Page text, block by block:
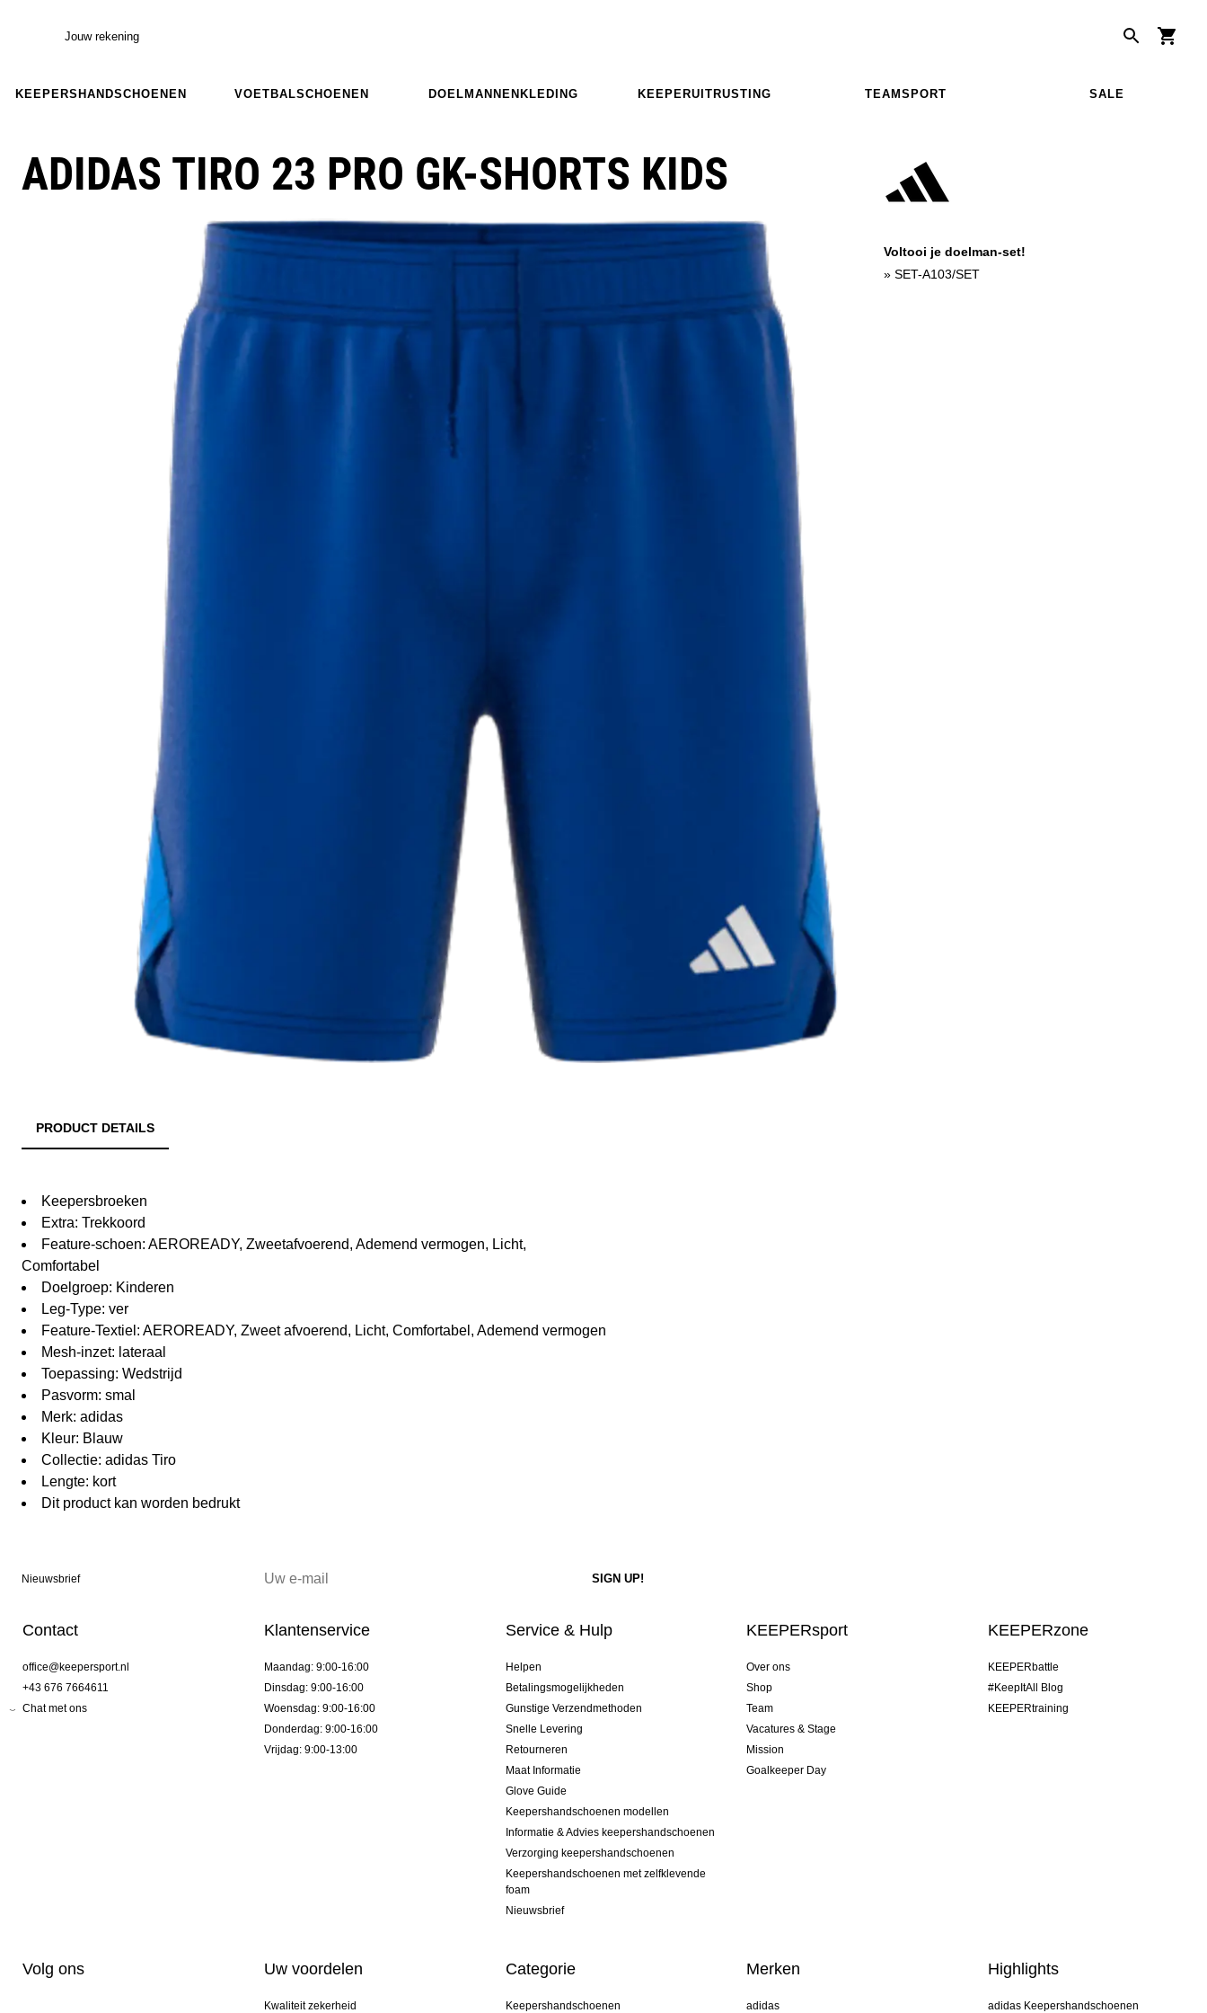
Jouw rekening
KEEPERSHANDSCHOENEN VOETBALSCHOENEN DOELMANNENKLEDING KEEPERUITRUSTING TEAMSPORT SALE
ADIDAS TIRO 23 PRO GK-SHORTS KIDS
Voltooi je doelman-set!
» SET-A103/SET
PRODUCT DETAILS
Keepersbroeken
Extra: Trekkoord
Feature-schoen: AEROREADY, Zweetafvoerend, Ademend vermogen, Licht,
Comfortabel
Doelgroep: Kinderen
Leg-Type: ver
Feature-Textiel: AEROREADY, Zweet afvoerend, Licht, Comfortabel, Ademend vermogen
Mesh-inzet: lateraal
Toepassing: Wedstrijd
Pasvorm: smal
Merk: adidas
Kleur: Blauw
Collectie: adidas Tiro
Lengte: kort
Dit product kan worden bedrukt
Nieuwsbrief
Contact
office@keepersport.nl
+43 676 7664611
Chat met ons
Klantenservice
Maandag: 9:00-16:00
Dinsdag: 9:00-16:00
Woensdag: 9:00-16:00
Donderdag: 9:00-16:00
Vrijdag: 9:00-13:00
Service & Hulp
Helpen
Betalingsmogelijkheden
Gunstige Verzendmethoden
Snelle Levering
Retourneren
Maat Informatie
Glove Guide
Keepershandschoenen modellen
Informatie & Advies keepershandschoenen
Verzorging keepershandschoenen
Keepershandschoenen met zelfklevende
foam
Nieuwsbrief
KEEPERsport
Over ons
Shop
Team
Vacatures & Stage
Mission
Goalkeeper Day
KEEPERzone
KEEPERbattle
#KeepItAll Blog
KEEPERtraining
Volg ons Uw voordelen
Kwaliteit zekerheid
Categorie
Keepershandschoenen
Merken
adidas
Highlights
adidas Keepershandschoenen